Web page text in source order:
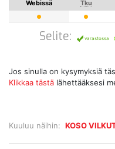
Kuuluu näihin: KOSO
Webissä Tku
Selite: varastossa
Jos sinulla on kysymyksiä
Klikkaa tästä lähettääksesi